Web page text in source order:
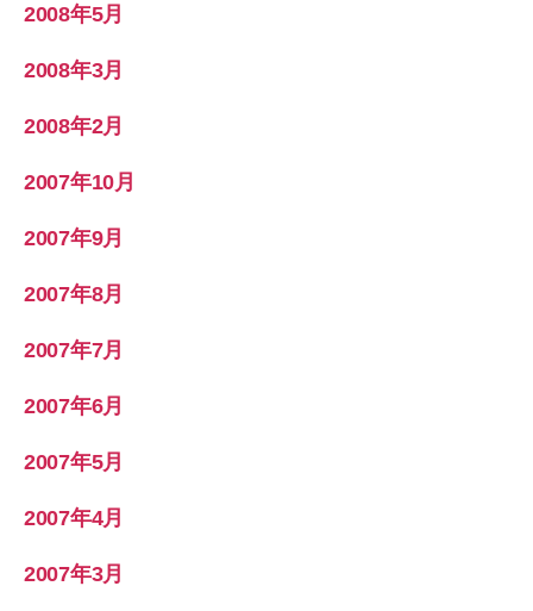
2008年5月
2008年3月
2008年2月
2007年10月
2007年9月
2007年8月
2007年7月
2007年6月
2007年5月
2007年4月
2007年3月